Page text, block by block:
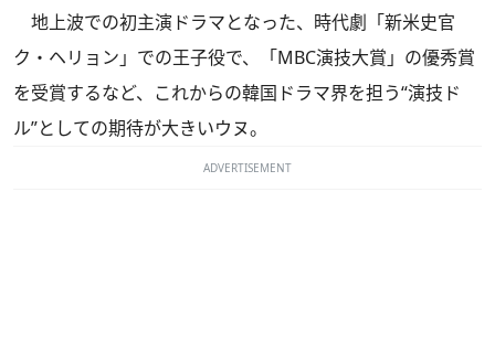
地上波での初主演ドラマとなった、時代劇「新米史官
ク・ヘリョン」での王子役で、「MBC演技大賞」の優秀賞
を受賞するなど、これからの韓国ドラマ界を担う“演技ド
ル”としての期待が大きいウヌ。
ADVERTISEMENT